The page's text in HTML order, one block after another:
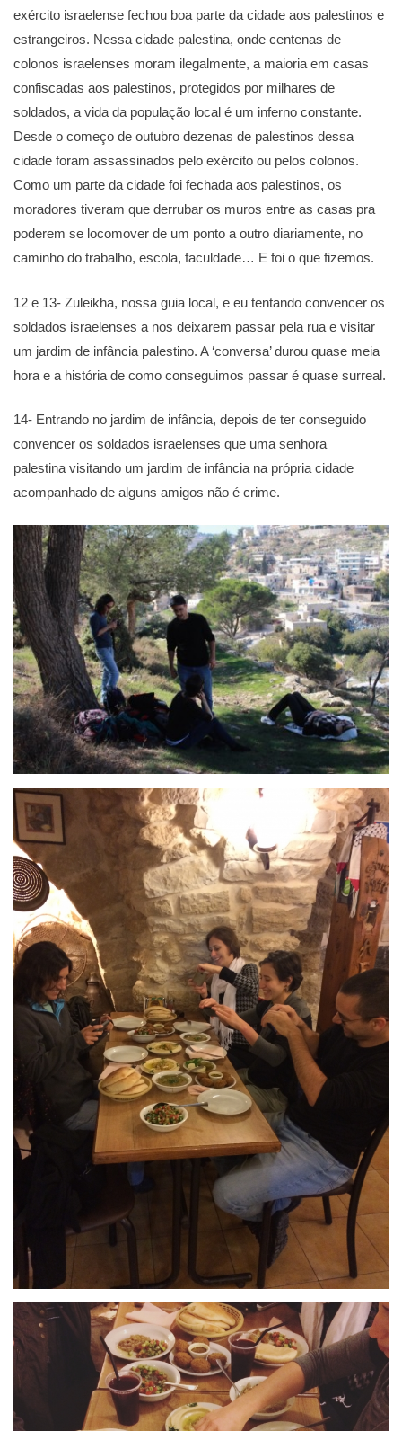
exército israelense fechou boa parte da cidade aos palestinos e
estrangeiros. Nessa cidade palestina, onde centenas de
colonos israelenses moram ilegalmente, a maioria em casas
confiscadas aos palestinos, protegidos por milhares de
soldados, a vida da população local é um inferno constante.
Desde o começo de outubro dezenas de palestinos dessa
cidade foram assassinados pelo exército ou pelos colonos.
Como um parte da cidade foi fechada aos palestinos, os
moradores tiveram que derrubar os muros entre as casas pra
poderem se locomover de um ponto a outro diariamente, no
caminho do trabalho, escola, faculdade… E foi o que fizemos.
12 e 13- Zuleikha, nossa guia local, e eu tentando convencer os
soldados israelenses a nos deixarem passar pela rua e visitar
um jardim de infância palestino. A ‘conversa’ durou quase meia
hora e a história de como conseguimos passar é quase surreal.
14- Entrando no jardim de infância, depois de ter conseguido
convencer os soldados israelenses que uma senhora
palestina visitando um jardim de infância na própria cidade
acompanhado de alguns amigos não é crime.